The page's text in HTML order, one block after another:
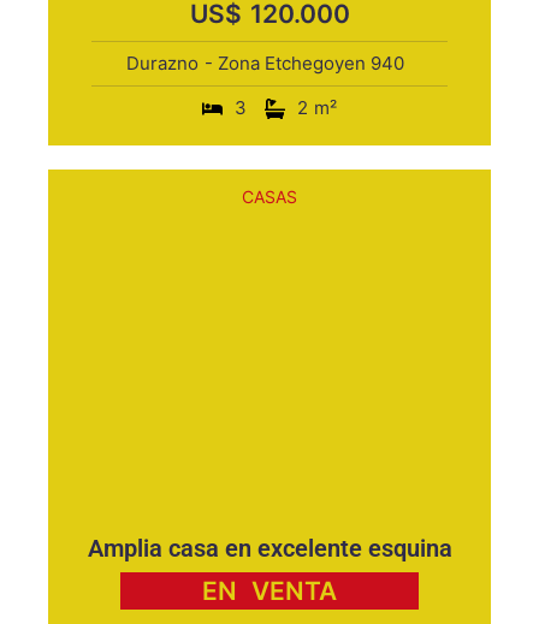
US$ 120.000
Durazno - Zona Etchegoyen 940
3
2 m²
CASAS
Amplia casa en excelente esquina
EN VENTA